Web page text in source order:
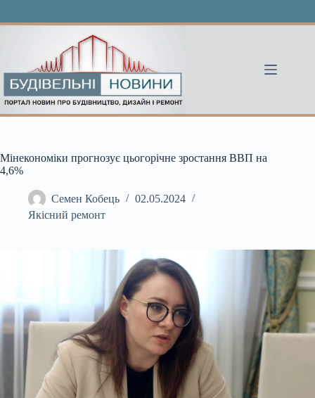
Мінекономіки прогнозує цьогорічне зростання ВВП на
4,6%
Семен Кобець
02.05.2024
Якісний ремонт